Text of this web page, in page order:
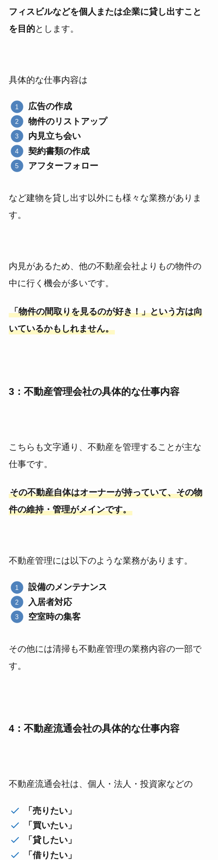
フィスビルなどを個人または企業に貸し出すこと
を目的とします。
具体的な仕事内容は
広告の作成
物件のリストアップ
内見立ち会い
契約書類の作成
アフターフォロー
など建物を貸し出す以外にも様々な業務がありま
す。
内見があるため、他の不動産会社よりもの物件の
中に行く機会が多いです。
「物件の間取りを見るのが好き！」という方は向
いているかもしれません。
3：不動産管理会社の具体的な仕事内容
こちらも文字通り、不動産を管理することが主な
仕事です。
その不動産自体はオーナーが持っていて、その物
件の維持・管理がメインです。
不動産管理には以下のような業務があります。
設備のメンテナンス
入居者対応
空室時の集客
その他には清掃も不動産管理の業務内容の一部で
す。
4：不動産流通会社の具体的な仕事内容
不動産流通会社は、個人・法人・投資家などの
「売りたい」
「買いたい」
「貸したい」
「借りたい」